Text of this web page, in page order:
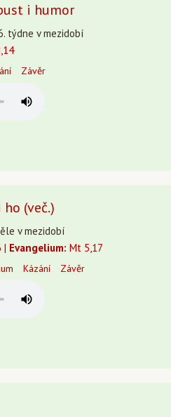
i humor
týdne v mezidobí
Závěr
(več.)
v mezidobí
| Evangelium: Mt 5,17
Kázání Závěr